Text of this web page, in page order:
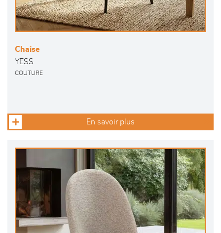
Chaise
YESS
COUTURE
En savoir plus